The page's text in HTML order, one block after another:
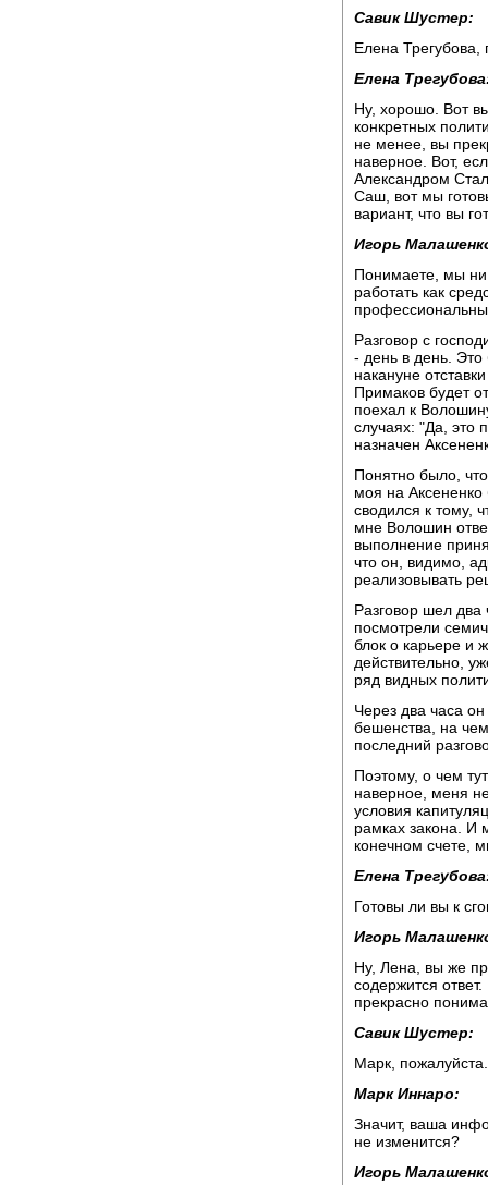
Савик Шустер:
Елена Трегубова,
Елена
Ну, хорошо. Вот
конкретных
не менее, вы
наверное. Вот,
Александром
Саш, вот мы
вариант, что вы
Игорь
Понимаете, мы ни
работать как
Разговор с
- день в день.
накануне
Примаков будет
поехал к
случаях: "Да, это
назначен
Понятно было,
моя на
сводился к тому,
мне Волошин
выполнение
что он, видимо,
реализовывать
Разговор шел два
посмотрели
блок о карьере и
действительно,
ряд видных
Через два часа
бешенства, на
последний
Поэтому, о чем
наверное, меня
условия
рамках закона. И
конечном счете,
Елена
Готовы ли вы к
Игорь
Ну, Лена, вы же
содержится
прекрасно
Савик Шустер:
Марк, пожалуйста.
Марк Иннаро:
Значит, ваша
не изменится?
Игорь